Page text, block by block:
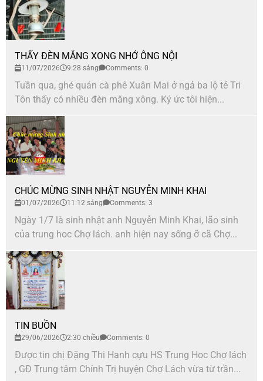
THẤY ĐÈN MĂNG XONG NHỚ ÔNG NỘI
11/07/2026 9:28 sáng Comments: 0
Tuần qua, ghé quán cà phê Xuân Mai ở ngả ba lộ tẻ Tri
Tôn thấy có nhiều đèn măng xông. Ký ức tôi hiện...
CHÚC MỪNG SINH NHẬT NGUYỄN MINH KHAI
01/07/2026 11:12 sáng Comments: 3
Ngày 1/7 là sinh nhật anh Nguyễn Minh Khai, lão sinh
của trung hoc Chợ lách. anh hiện nay sống ỡ cã Chợ...
TIN BUỒN
29/06/2026 2:30 chiều Comments: 0
Được tin chị Đặng Thi Hanh cựu HS Trung Hoc Chợ lách
, GĐ Trung tâm Chính Trị huyện Chợ Lách vừa từ trần...